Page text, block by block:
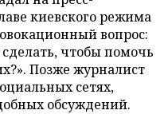
киевского режима
вопрос:
чтобы помочь
Позже журналист
сетях,
обсуждений.